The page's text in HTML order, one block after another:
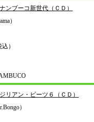
ンブーコ新世代（ＣＤ）
）
）
リアン・ビーツ６（ＣＤ）
）